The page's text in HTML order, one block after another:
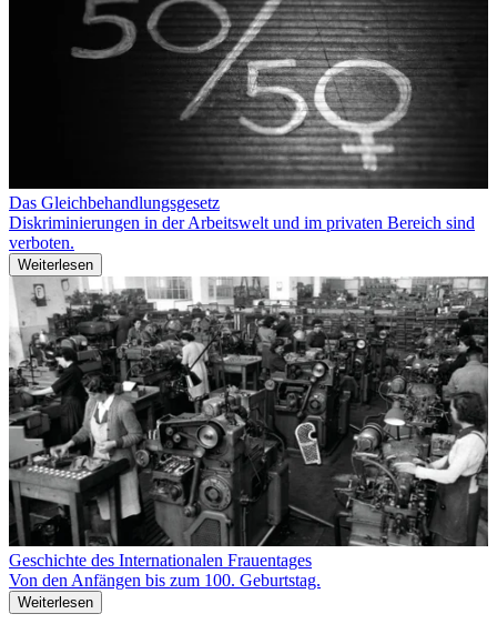
Das Gleichbehandlungsgesetz
Diskriminierungen in der Arbeitswelt und im privaten Bereich sind
verboten.
Weiterlesen
Geschichte des Internationalen Frauentages
Von den Anfängen bis zum 100. Geburtstag.
Weiterlesen